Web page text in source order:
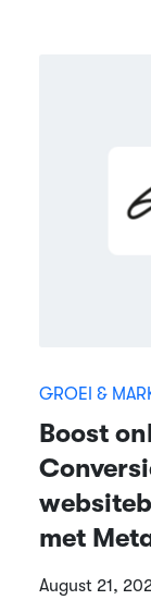
GROEI &
Boost
met
August 21,